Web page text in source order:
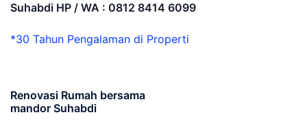
Suhabdi HP / WA : 0812 8414 6099
*30 Tahun Pengalaman di Properti
Renovasi Rumah bersama
mandor Suhabdi